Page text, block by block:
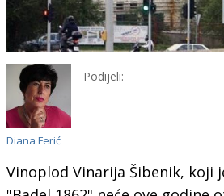
Diana Ferić
Podijeli:
Vinoplod Vinarija Šibenik, koji